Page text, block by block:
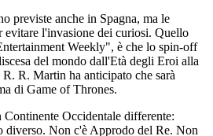
previste anche in Spagna, ma le
evitare l'invasione dei curiosi. Quello
Weekly", è che lo spin-off
del mondo dall'Età degli Eroi alla
R. Martin ha anticipato che sarà
di Game of Thrones.
Occidentale differente:
diverso. Non c'è Approdo del Re. Non